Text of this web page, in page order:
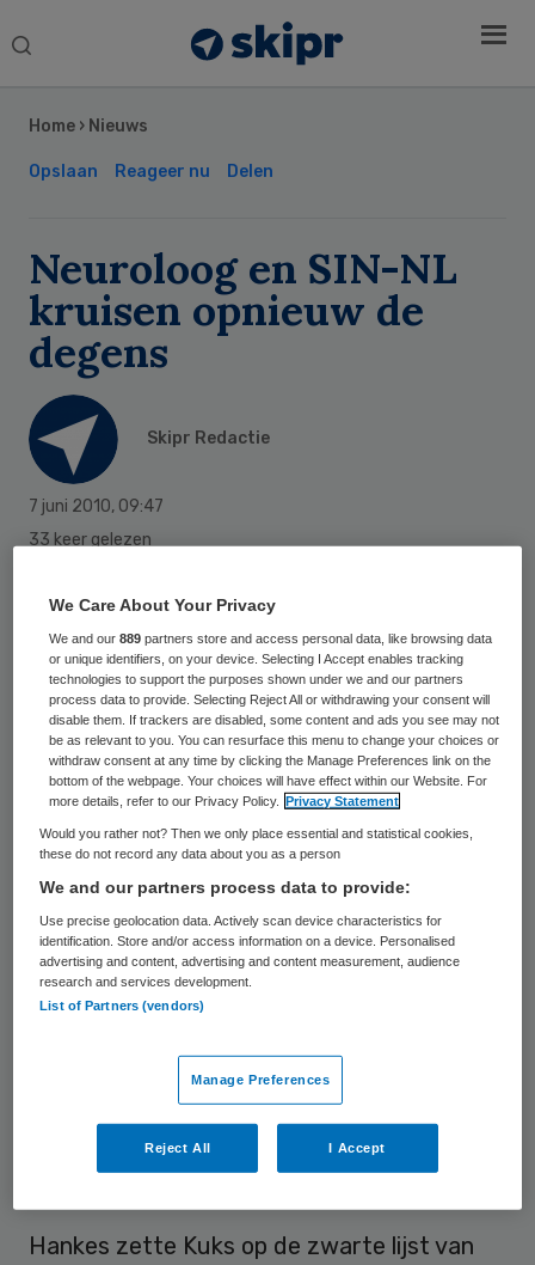
Search
Home › Nieuws
Opslaan Reageer nu Delen
Neuroloog en SIN-NL
kruisen opnieuw de
degens
Skipr Redactie
7 juni 2010, 09:47
33 keer gelezen
Neuroloog Jan Kuks van het UMCG heeft
een kort geding aangespannen tegen SIN-
NL-voorzitter Sophie Hankes wegens
smaad.
Website tegen Kuks
In januari 2010 is Hankes de website
www.jankuks.nlgestart “om het publiek te
waarschuwen dat neuroloog Kuks de
ernstie gevolgen van een foutieve
neurochirurgische ingreep elders verricht,
fouten in stand houdt.” Hankes is zelf
slachtoffer van de operatie.
Zwarte lijst
Hankes zette Kuks op de zwarte lijst van
Sidebar
We Care About Your Privacy
We and our889 partners store and access personal data, like browsing data
or unique identifiers, on your device. Selecting I Accept enables tracking
technologies to support the purposes shown under we and our partners
process data to provide. Selecting Reject All or withdrawing your consent will
disable them. If trackers are disabled, some content and ads you see may not
be as relevant to you. You can resurface this menu to change your choices or
withdraw consent at any time by clicking the Manage Preferences link on the
bottom of the webpage. Your choices will have effect within our Website. For
more details, refer to our Privacy Policy.
Privacy Statement
Would you rather not? Then we only place essential and statistical cookies,
these do not record any data about you as a person
We and our partners process data to provide:
Use precise geolocation data. Actively scan device characteristics for
identification. Store and/or access information on a device. Personalised
advertising and content, advertising and content measurement, audience
research and services development.
List of Partners (vendors)
Manage Preferences
Reject All I Accept